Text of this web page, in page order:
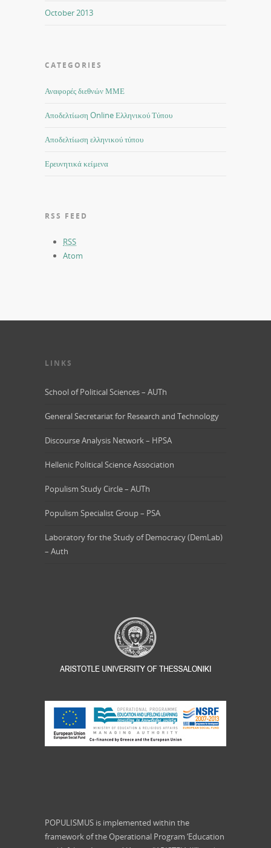
October 2013
CATEGORIES
Αναφορές διεθνών ΜΜΕ
Αποδελτίωση Online Ελληνικού Τύπου
Αποδελτίωση ελληνικού τύπου
Ερευνητικά κείμενα
RSS FEED
RSS
Atom
LINKS
School of Political Sciences – AUTh
General Secretariat for Research and Technology
Discourse Analysis Network – HPSA
Hellenic Political Science Association
Populism Study Circle – AUTh
Populism Specialist Group – PSA
Laboratory for the Study of Democracy (DemLab)
– Auth
POPULISMUS is implemented within the
framework of the Operational Program ‘Education